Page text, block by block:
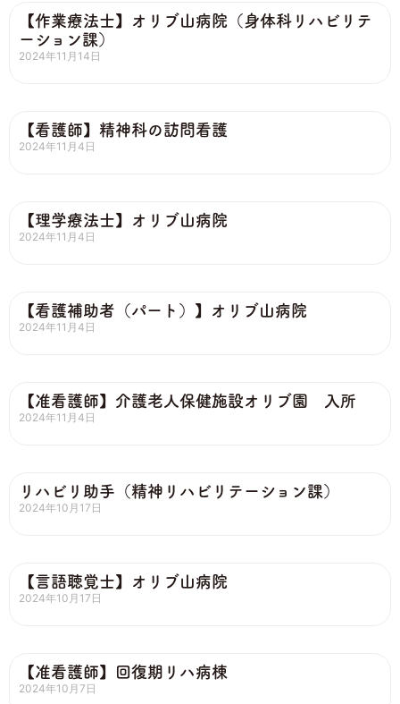
【作業療法士】オリブ山病院（身体科リハビリテ
ーション課）
2024年11月14日
【看護師】精神科の訪問看護
2024年11月4日
【理学療法士】オリブ山病院
2024年11月4日
【看護補助者（パート）】オリブ山病院
2024年11月4日
【准看護師】介護老人保健施設オリブ園 入所
2024年11月4日
リハビリ助手（精神リハビリテーション課）
2024年10月17日
【言語聴覚士】オリブ山病院
2024年10月17日
【准看護師】回復期リハ病棟
2024年10月7日